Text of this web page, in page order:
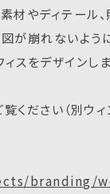
材やディテール
図が崩れないよ
スをデザインしま
ください（別ウ
branding/